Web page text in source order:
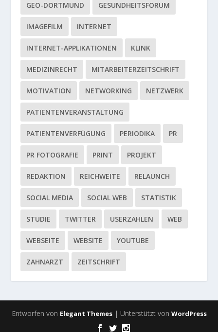
GEO-DORTMUND GESUNDHEITSFORUM
IMAGEFILM INTERNET
INTERNET-APPLIKATIONEN KLINK
MEDIZINRECHT MITARBEITERZEITSCHRIFT
MOTIVATION NETWORKING NETZWERK
PATIENTENVERANSTALTUNG
PATIENTENVERFÜGUNG PERIODIKA PR
PR FOTOGRAFIE PRINT PROJEKT
REDAKTION REICHWEITE RELAUNCH
SOCIAL MEDIA SOCIAL WEB STATISTIK
STUDIE TWITTER USERZAHLEN WEB
WEBSEITE WEBSITE YOUTUBE
ZAHNARZT ZEITSCHRIFT
Entworfen von Elegant Themes| Unterstützt von WordPress